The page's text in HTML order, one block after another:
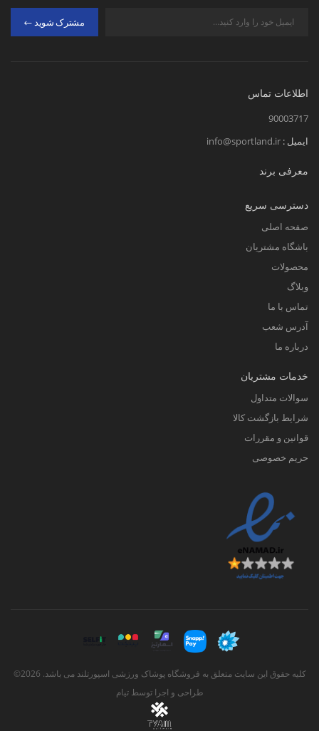
مشترک شوید
اطلاعات تماس
90003717
ایمیل : info@sportland.ir
معرفی برند
دسترسی سریع
صفحه اصلی
باشگاه مشتریان
محصولات
وبلاگ
تماس با ما
آدرس شعب
درباره ما
خدمات مشتریان
سوالات متداول
شرایط بازگشت کالا
قوانین و مقررات
حریم خصوصی
کلیه حقوق این سایت متعلق به فروشگاه پوشاک ورزشی اسپورتلند می باشد. 2026©
طراحی و اجرا توسطتیام